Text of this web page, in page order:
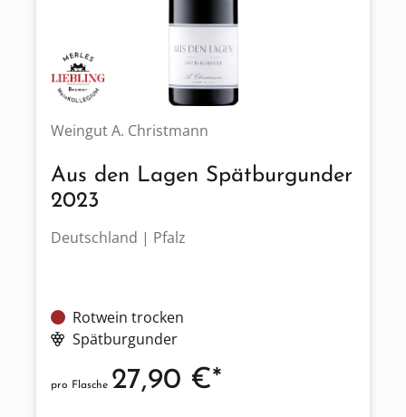
Weingut A. Christmann
Aus den Lagen Spätburgunder
2023
Deutschland | Pfalz
Rotwein trocken
Spätburgunder
pro Flasche 27,90 €*